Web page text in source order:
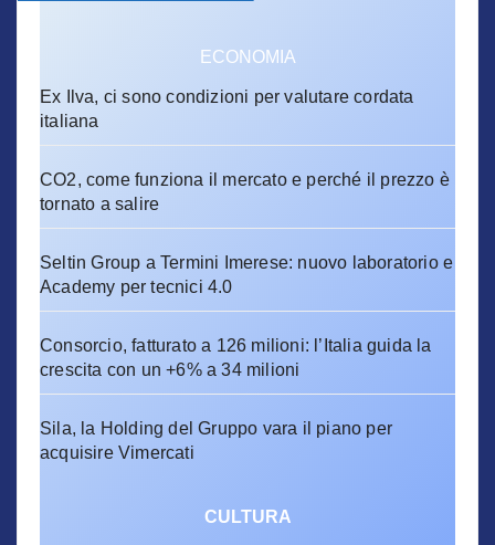
ECONOMIA
Ex Ilva, ci sono condizioni per valutare cordata
italiana
CO2, come funziona il mercato e perché il prezzo è
tornato a salire
Seltin Group a Termini Imerese: nuovo laboratorio e
Academy per tecnici 4.0
Consorcio, fatturato a 126 milioni: l’Italia guida la
crescita con un +6% a 34 milioni
Sila, la Holding del Gruppo vara il piano per
acquisire Vimercati
CULTURA